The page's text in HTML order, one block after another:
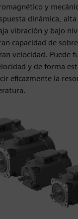
y
dinámica,
vibración y bajo
capacidad de
velocidad. Puede
y de forma
eficazmente la